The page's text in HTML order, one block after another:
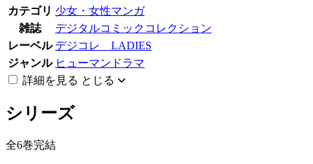
カテゴリ 少女・女性マンガ
雑誌
デジタルコミックコレクション
レーベル デジコレ LADIES
ジャンル ヒューマンドラマ
詳細を見る とじる
シリーズ
全6巻完結